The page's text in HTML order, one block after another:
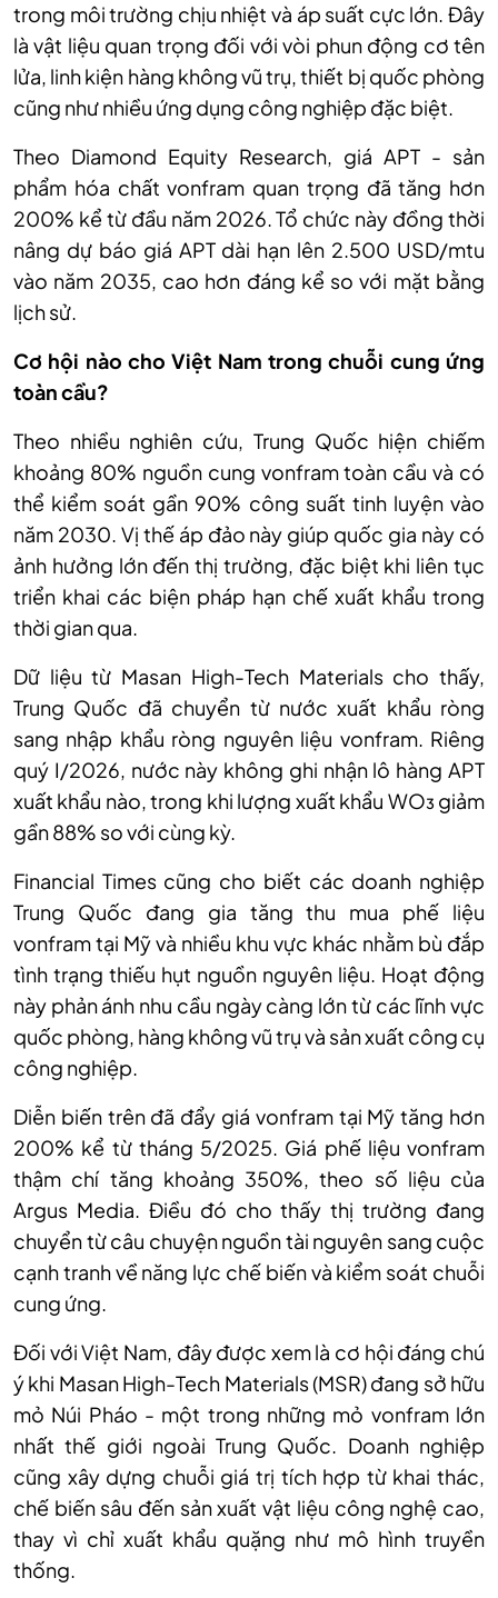
trong môi trường chịu nhiệt và áp suất cực lớn. Đây
là vật liệu quan trọng đối với vòi phun động cơ tên
lửa, linh kiện hàng không vũ trụ, thiết bị quốc phòng
cũng như nhiều ứng dụng công nghiệp đặc biệt.
Theo Diamond Equity Research, giá APT - sản
phẩm hóa chất vonfram quan trọng đã tăng hơn
200% kể từ đầu năm 2026. Tổ chức này đồng thời
nâng dự báo giá APT dài hạn lên 2.500 USD/mtu
vào năm 2035, cao hơn đáng kể so với mặt bằng
lịch sử.
Cơ hội nào cho Việt Nam trong chuỗi cung ứng
toàn cầu?
Theo nhiều nghiên cứu, Trung Quốc hiện chiếm
khoảng 80% nguồn cung vonfram toàn cầu và có
thể kiểm soát gần 90% công suất tinh luyện vào
năm 2030. Vị thế áp đảo này giúp quốc gia này có
ảnh hưởng lớn đến thị trường, đặc biệt khi liên tục
triển khai các biện pháp hạn chế xuất khẩu trong
thời gian qua.
Dữ liệu từ Masan High-Tech Materials cho thấy,
Trung Quốc đã chuyển từ nước xuất khẩu ròng
sang nhập khẩu ròng nguyên liệu vonfram. Riêng
quý I/2026, nước này không ghi nhận lô hàng APT
xuất khẩu nào, trong khi lượng xuất khẩu WO₃ giảm
gần 88% so với cùng kỳ.
Financial Times cũng cho biết các doanh nghiệp
Trung Quốc đang gia tăng thu mua phế liệu
vonfram tại Mỹ và nhiều khu vực khác nhằm bù đắp
tình trạng thiếu hụt nguồn nguyên liệu. Hoạt động
này phản ánh nhu cầu ngày càng lớn từ các lĩnh vực
quốc phòng, hàng không vũ trụ và sản xuất công cụ
công nghiệp.
Diễn biến trên đã đẩy giá vonfram tại Mỹ tăng hơn
200% kể từ tháng 5/2025. Giá phế liệu vonfram
thậm chí tăng khoảng 350%, theo số liệu của
Argus Media. Điều đó cho thấy thị trường đang
chuyển từ câu chuyện nguồn tài nguyên sang cuộc
cạnh tranh về năng lực chế biến và kiểm soát chuỗi
cung ứng.
Đối với Việt Nam, đây được xem là cơ hội đáng chú
ý khi Masan High-Tech Materials (MSR) đang sở hữu
mỏ Núi Pháo - một trong những mỏ vonfram lớn
nhất thế giới ngoài Trung Quốc. Doanh nghiệp
cũng xây dựng chuỗi giá trị tích hợp từ khai thác,
chế biến sâu đến sản xuất vật liệu công nghệ cao,
thay vì chỉ xuất khẩu quặng như mô hình truyền
thống.